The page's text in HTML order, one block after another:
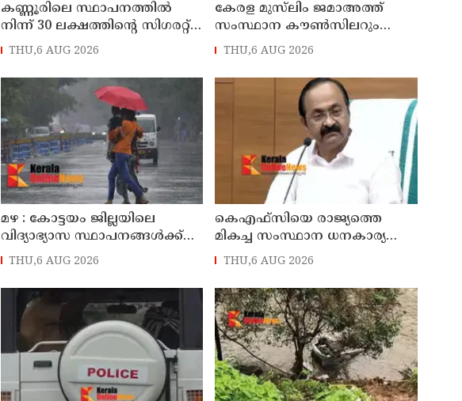
കണ്ണൂരിലെ സ്ഥാപനത്തിൽ
നിന്ന് 30 ലക്ഷത്തിന്റെ സിഗരറ്റ്
മോഷണം: തമിഴ്‌നാട്
തെങ്കാശിയിൽ പിടിയിൽ
THU,6 AUG 2026
കേരള മുസ്‌ലിം ജമാഅത്ത്
സംസ്ഥാന കൗൺസിലറും
തളിപ്പറമ്പിലെ മുതിർന്ന മാധ്യമ
അലി മൊഗ്രാൽ നിര്യാതനായി
THU,6 AUG 2026
മഴ : കോട്ടയം ജില്ലയിലെ
വിദ്യാഭ്യാസ സ്ഥാപനങ്ങൾക്ക്
നാളെ അവധി
THU,6 AUG 2026
കെഎഫ്‌സിയെ രാജ്യത്തെ
മികച്ച സംസ്ഥാന ധനകാര്യ
സ്ഥാപനമാക്കും: മുഖ്യമന്ത്രി വി
ഡി സതീശൻ
THU,6 AUG 2026